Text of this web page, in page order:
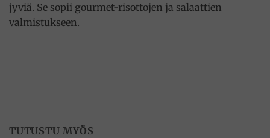
jyviä. Se sopii gourmet-risottojen ja salaattien
valmistukseen.
TUTUSTU MYÖS